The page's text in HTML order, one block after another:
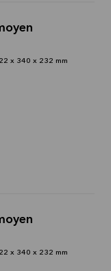
x 340 x 232 mm
x 340 x 232 mm